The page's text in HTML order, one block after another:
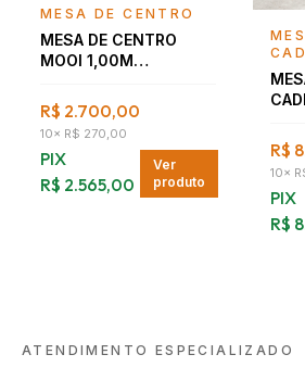
Falar com consultor
MESA DE CENTRO
MESA DE CENTRO
MOOI 1,00M
R$ 2.700,00
10× R$ 270,00
PIX
R$ 2.565,00
Ver
produto
R$
10×
PIX
R$
ATENDIMENTO ESPECIALIZADO